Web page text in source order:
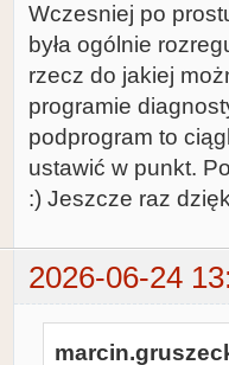
Wczesniej po
była ogólnie
rzecz do jakiej
programie
podprogram to
ustawić w punkt.
:) Jeszcze raz
2026-06-24